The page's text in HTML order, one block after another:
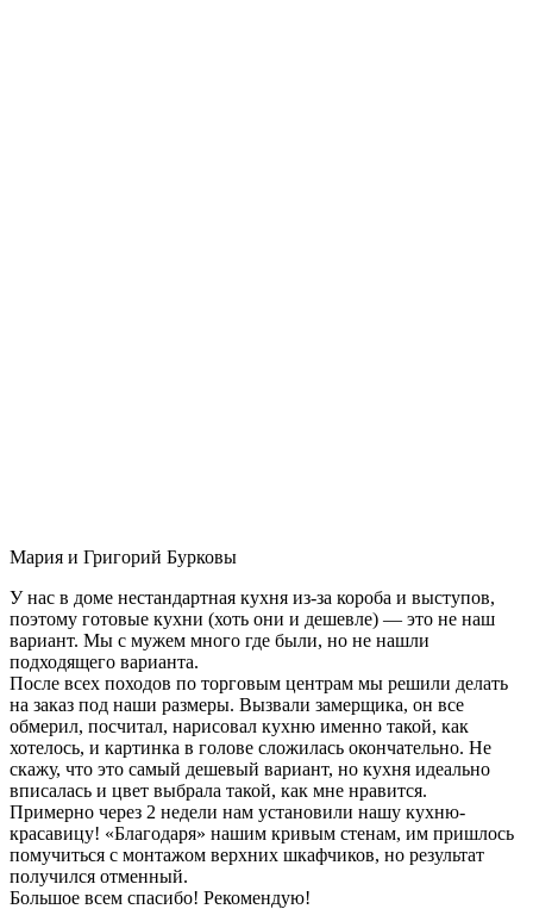
Мария и Григорий Бурковы
У нас в доме нестандартная кухня из-за короба и выступов,
поэтому готовые кухни (хоть они и дешевле) — это не наш
вариант. Мы с мужем много где были, но не нашли
подходящего варианта.
После всех походов по торговым центрам мы решили делать
на заказ под наши размеры. Вызвали замерщика, он все
обмерил, посчитал, нарисовал кухню именно такой, как
хотелось, и картинка в голове сложилась окончательно. Не
скажу, что это самый дешевый вариант, но кухня идеально
вписалась и цвет выбрала такой, как мне нравится.
Примерно через 2 недели нам установили нашу кухню-
красавицу! «Благодаря» нашим кривым стенам, им пришлось
помучиться с монтажом верхних шкафчиков, но результат
получился отменный.
Большое всем спасибо! Рекомендую!